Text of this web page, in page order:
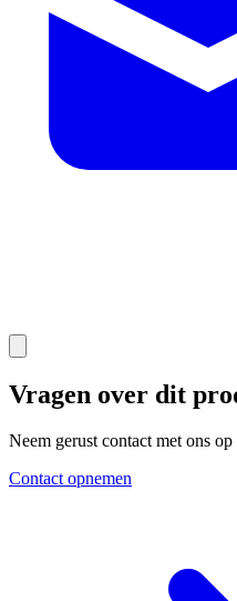
Vragen over dit
Neem gerust contact met ons
Contact opnemen